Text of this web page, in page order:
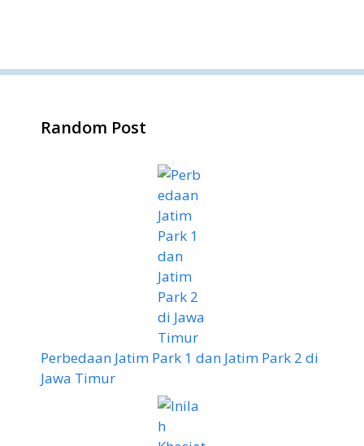
Random Post
Perbedaan Jatim Park 1 dan Jatim Park 2 di
Jawa Timur